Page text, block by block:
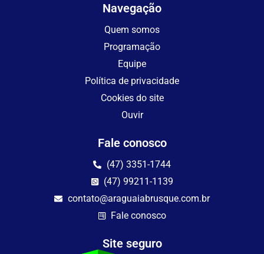
Navegação
Quem somos
Programação
Equipe
Política de privacidade
Cookies do site
Ouvir
Fale conosco
(47) 3351-1744
(47) 99211-1139
contato@araguaiabrusque.com.br
Fale conosco
Site seguro